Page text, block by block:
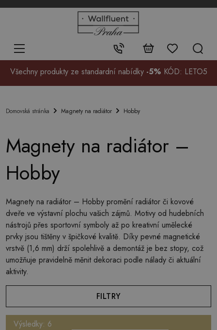
Kontakt:
+48
99
Všechny produkty ze standardní nabídky -5% KÓD: LETO5
Domovská stránka Magnety na radiátor Hobby
Magnety na radiátor –
Hobby
Magnety na radiátor – Hobby promění radiátor či kovové
dveře ve výstavní plochu vašich zájmů. Motivy od hudebních
nástrojů přes sportovní symboly až po kreativní umělecké
prvky jsou tištěny v špičkové kvalitě. Díky pevné magnetické
vrstvě (1,6 mm) drží spolehlivě a demontáž je bez stopy, což
umožňuje pravidelně měnit dekoraci podle nálady či aktuální
aktivity.
FILTRY
Výsledky: 6